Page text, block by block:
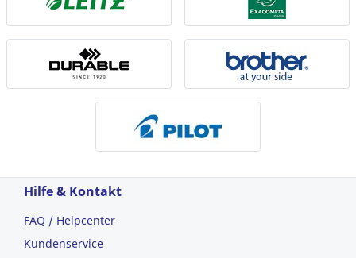
Hilfe & Kontakt
FAQ / Helpcenter
Kundenservice